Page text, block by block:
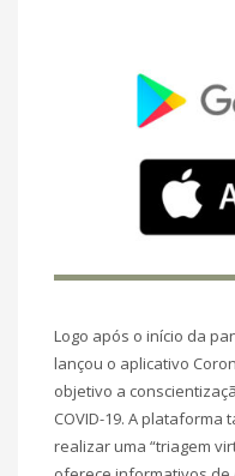
Logo após o início da
lançou o aplicativo
objetivo a
COVID-19. A
realizar uma “triagem